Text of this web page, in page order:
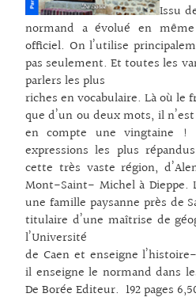
Issu
normand a évolué en
officiel. On l’utilise
pas seulement. Et toutes les
parlers les plus
riches en vocabulaire. Là où le
que d’un ou deux mots, il
en compte une vingtaine !
expressions les plus
cette très vaste région,
Mont-Saint- Michel à Dieppe.
une famille paysanne près de
titulaire d’une maîtrise de
l’Université
de Caen et enseigne
il enseigne le normand dans
De Borée Editeur. 192 pages